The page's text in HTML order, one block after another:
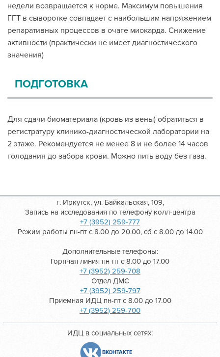
недели возвращается к норме. Максимум повышения
ГГТ в сыворотке совпадает с наибольшим напряжением
репаративных процессов в очаге миокарда. Снижение
активности (практически не имеет диагностического
значения)
ПОДГОТОВКА
Для сдачи биоматериала (кровь из вены) обратиться в
регистратуру клинико-диагностической лаборатории на
2 этаже. Рекомендуется не менее 8 и не более 14 часов
голодания до забора крови. Можно пить воду без газа.
г. Иркутск, ул. Байкальская, 109,
Запись на исследования по телефону колл-центра
+7 (3952) 259-777
Режим работы пн-пт с 8.00 до 20.00, сб с 8.00 до 14.00
Дополнительные телефоны:
Горячая линия пн-пт с 8.00 до 17.00
+7 (3952) 259-708
Отдел ДМС
+7 (3952) 259-797
Приемная ИДЦ пн-пт с 8.00 до 17.00
+7 (3952) 259-700
ИДЦ в социальных сетях:
ВКОНТАКТЕ